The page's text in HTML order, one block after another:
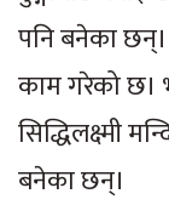
पनि बनेका छन्।
काम गरेको छ।
सिद्धिलक्ष्मी
बनेका छन्।